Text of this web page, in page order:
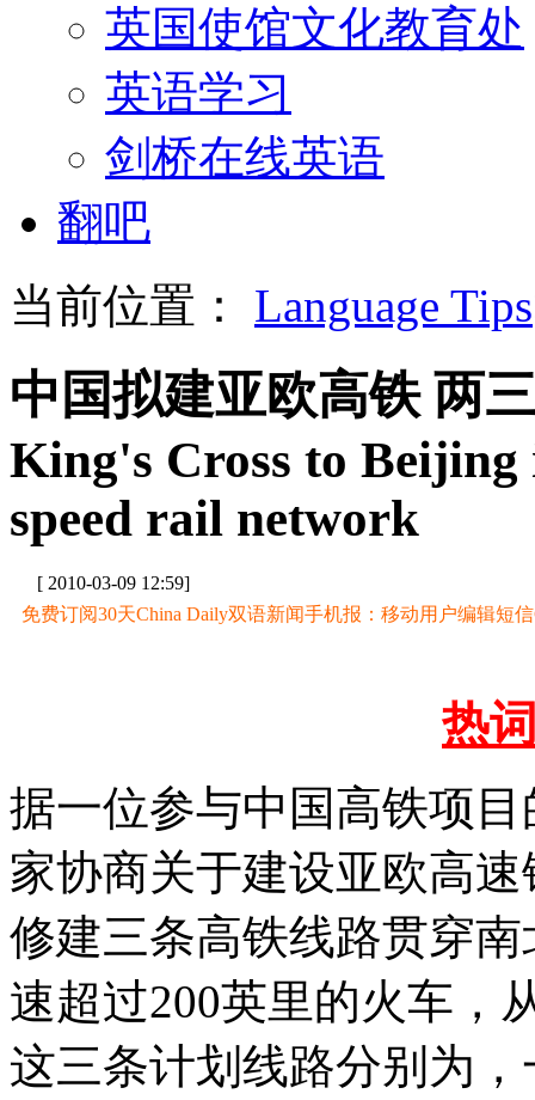
英国使馆文化教育处
英语学习
剑桥在线英语
翻吧
当前位置： Language Tips
中国拟建亚欧高铁 两
King's Cross to Beijing
speed rail network
[ 2010-03-09 12:59]
免费订阅30天China Daily双语新闻手机报：移动用户编辑短信
热
据一位参与中国高铁项
家协商关于建设亚欧高
修建三条高铁线路贯穿
速超过200英里的火车，
这三条计划线路分别为